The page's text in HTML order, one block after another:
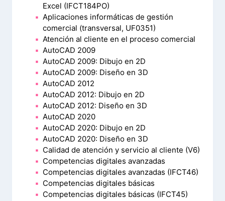
Excel (IFCT184PO)
Aplicaciones informáticas de gestión
comercial (transversal, UF0351)
Atención al cliente en el proceso comercial
AutoCAD 2009
AutoCAD 2009: Dibujo en 2D
AutoCAD 2009: Diseño en 3D
AutoCAD 2012
AutoCAD 2012: Dibujo en 2D
AutoCAD 2012: Diseño en 3D
AutoCAD 2020
AutoCAD 2020: Dibujo en 2D
AutoCAD 2020: Diseño en 3D
Calidad de atención y servicio al cliente (V6)
Competencias digitales avanzadas
Competencias digitales avanzadas (IFCT46)
Competencias digitales básicas
Competencias digitales básicas (IFCT45)